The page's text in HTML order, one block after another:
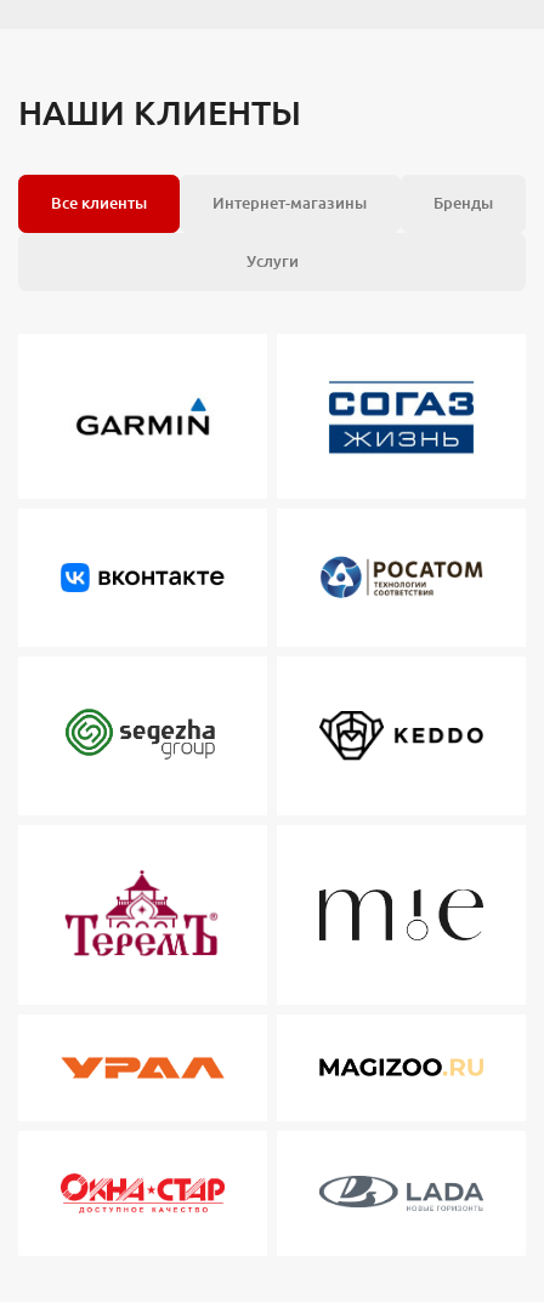
НАШИ КЛИЕНТЫ
Все клиенты Интернет-магазины Бренды
Услуги